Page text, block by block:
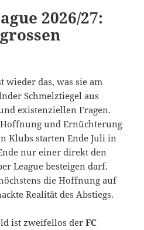
2026/27:
wieder das, was sie am
Schmelztiegel aus
existenziellen Fragen.
und Ernüchterung
Klubs starten Ende Juli in
nur einer direkt den
League besteigen darf.
die Hoffnung auf
Realität des Abstiegs.
ist zweifellos derFC